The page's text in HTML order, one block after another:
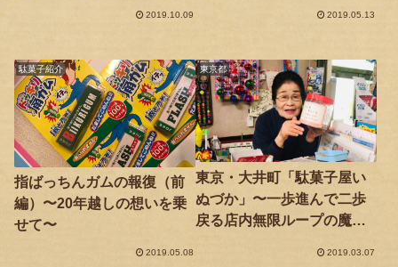
2019.10.09 2019.05.13
駄菓子紹介
指ばっちんガムの報復（前
編）〜20年越しの想いを乗
せて〜
2019.05.08
東京都
東京・大井町「駄菓子屋い
ぬづか」〜一歩進んで二歩
戻る店内無限ループの魔
2019.03.07